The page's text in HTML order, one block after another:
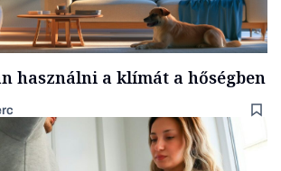
használni a klímát a hőségben